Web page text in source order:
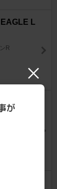
L
R
RA
バルブ